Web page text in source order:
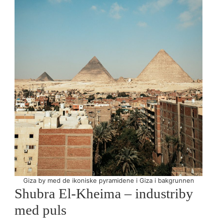
Giza by med de ikoniske pyramidene i Giza i bakgrunnen
Shubra El-Kheima – industriby
med puls